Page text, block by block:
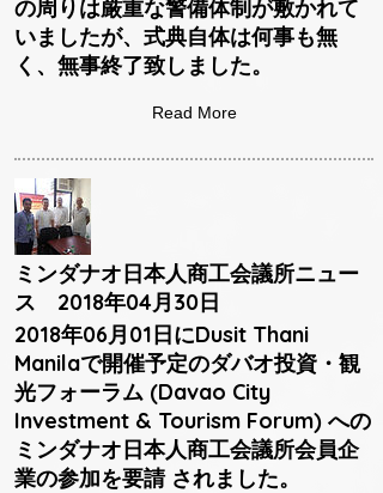
の周りは厳重な警備体制が敷かれて
いましたが、式典自体は何事も無
く、無事終了致しました。
Read More
ミンダナオ日本人商工会議所ニュー
ス 2018年04月30日
2018年06月01日にDusit Thani
Manilaで開催予定のダバオ投資・観
光フォーラム (Davao City
Investment & Tourism Forum) への
ミンダナオ日本人商工会議所会員企
業の参加を要請 されました。